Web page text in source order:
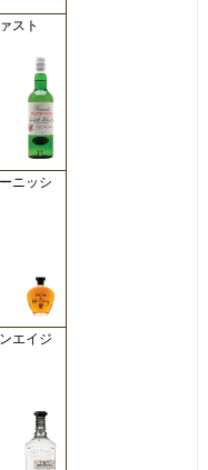
スト
ニッシ
エイジ